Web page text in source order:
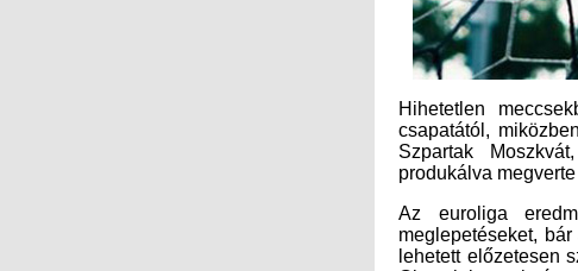
Hihetetlen
csapatától,
Szpartak
produkálva
Az euroliga
meglepetéseket,
lehetett előzetesen
Olympiakos
csoportban a
senki nem hitte